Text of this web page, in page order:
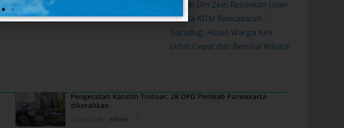
Bupati Om Zein Resmikan Jalan
Wisata KDM Rancadarah -
Gurudug, Akses Warga Kini
Lebih Cepat dan Bernilai Wisata
Pengecatan Kanstin Trotoar, 28 OPD Pemkab Purwakarta
dikerahkan
Admin